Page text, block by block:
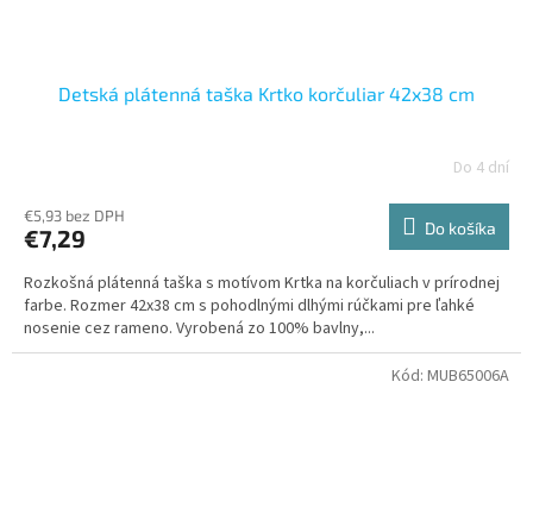
Detská plátenná taška Krtko korčuliar 42x38 cm
Do 4 dní
€5,93 bez DPH
€7,29 Do košíka
Rozkošná plátenná taška s motívom Krtka na korčuliach v prírodnej
farbe. Rozmer 42x38 cm s pohodlnými dlhými rúčkami pre ľahké
nosenie cez rameno. Vyrobená zo 100% bavlny,...
Kód: MUB65006A